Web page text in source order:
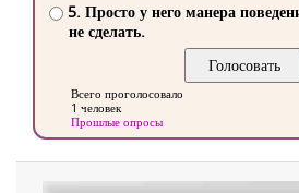
5. Просто у него манера
не сделать.
Всего проголосовало
1 человек
Прошлые опросы